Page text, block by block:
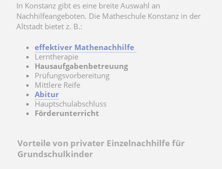
In Konstanz gibt es eine breite Auswahl an
Nachhilfeangeboten. Die Matheschule Konstanz in der
Altstadt bietet z. B.:
effektiver Mathenachhilfe
Lerntherapie
Hausaufgabenbetreuung
Prüfungsvorbereitung
Mittlere Reife
Abitur
Hauptschulabschluss
Förderunterricht
Vorteile von privater Einzelnachhilfe für
Grundschulkinder